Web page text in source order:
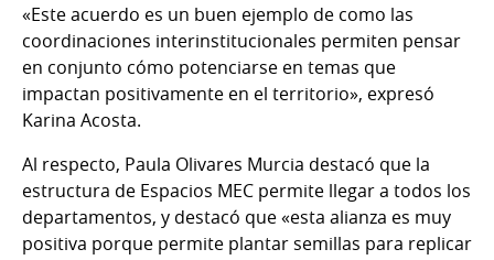
«Este acuerdo es un buen ejemplo de como las
coordinaciones interinstitucionales permiten pensar
en conjunto cómo potenciarse en temas que
impactan positivamente en el territorio», expresó
Karina Acosta.
Al respecto, Paula Olivares Murcia destacó que la
estructura de Espacios MEC permite llegar a todos los
departamentos, y destacó que «esta alianza es muy
positiva porque permite plantar semillas para replicar